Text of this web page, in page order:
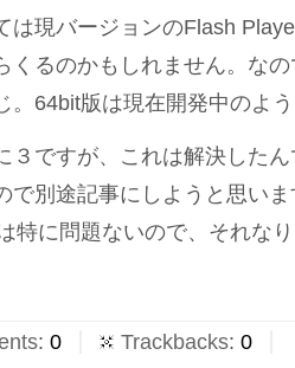
は現バージョンのFlash
くるのかもしれません。な
。64bit版は現在開発中のよ
３ですが、これは解決した
で別途記事にしようと思い
特に問題ないので、それな
: 0 Trackbacks: 0